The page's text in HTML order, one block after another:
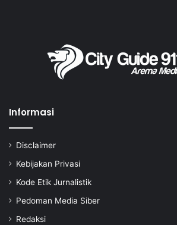
Informasi
Disclaimer
Kebijakan Privasi
Kode Etik Jurnalistik
Pedoman Media Siber
Redaksi